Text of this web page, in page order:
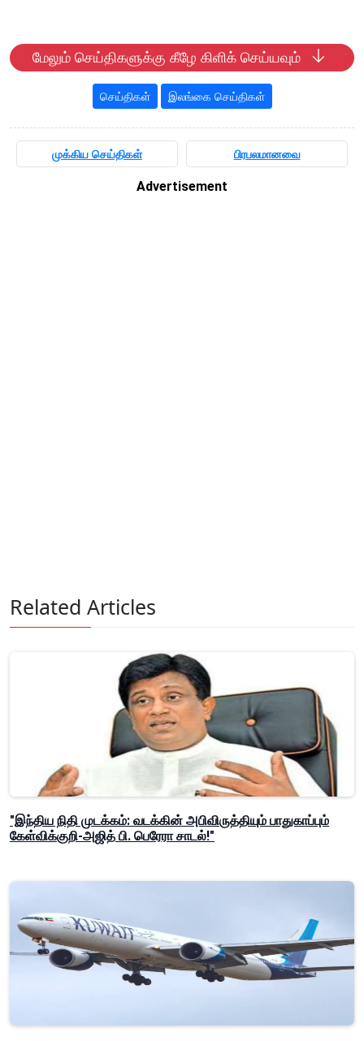
மேலும் செய்திகளுக்கு கீழே கிளிக் செய்யவும்
செய்திகள் இலங்கை செய்திகள்
முக்கிய செய்திகள் பிரபலமானவை
Advertisement
Related Articles
"இந்திய நிதி முடக்கம்: வடக்கின் அபிவிருத்தியும் பாதுகாப்பும்
கேள்விக்குறி-அஜித் பி. பெரேரா சாடல்!"